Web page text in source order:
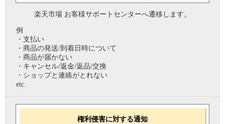
楽天市場 お客様サポートセンターへ遷移します。
例
・支払い
・商品の発送/到着日時について
・商品が届かない
・キャンセル/返金/返品/交換
・ショップと連絡がとれない
etc.
権利侵害に対する通知